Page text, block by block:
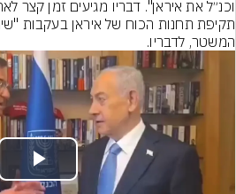
המשטר, לדבריו.